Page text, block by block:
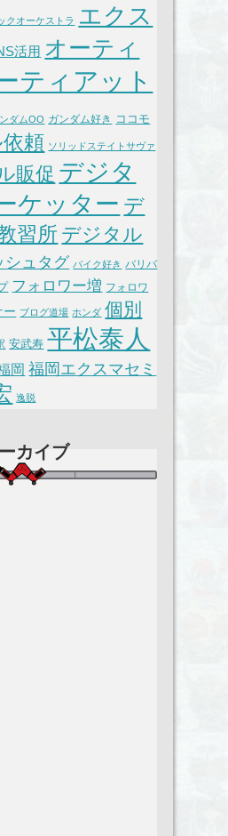
クオーケストラ
エクス
活用 オーティ
ティアット
ダムOO ガンダム好き ココモ
頼 ソリッドステイトサヴァ
販促 デジタ
ケッター デ
習所 デジタル
シュタグ バイク好き バリバ
フォロワー増 フォロワ
ー ブログ道場 ホンダ 個別
安武寿 平松泰人
岡 福岡エクスマセミ
逸脱
カイブ